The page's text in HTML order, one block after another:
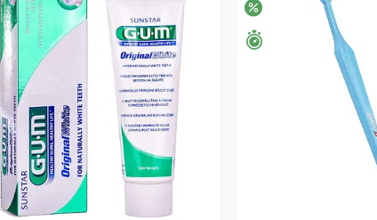
–20%
Залишилось 26 днів Залишилось 26 днів